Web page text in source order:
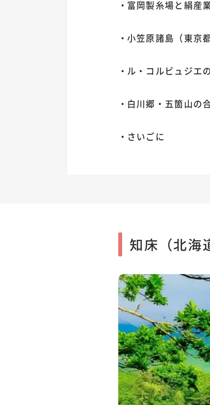
富岡製糸場と絹産
小笠原諸島（東京都
ル・コルビュジエ
白川郷・五箇山の
さいごに
知床（北海